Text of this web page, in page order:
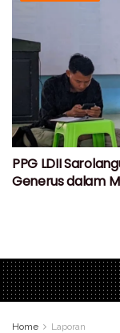
PPG LDII
Generus dalam
Home Laporan